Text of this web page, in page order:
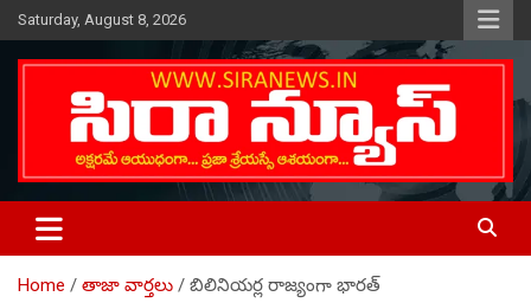
Skip
to
content
Saturday, August 8, 2026
SIRA NEWS
Telugu Online News Daily
Home తాజా వార్తలు బిలినియర్ల రాజ్యంగా భారత్